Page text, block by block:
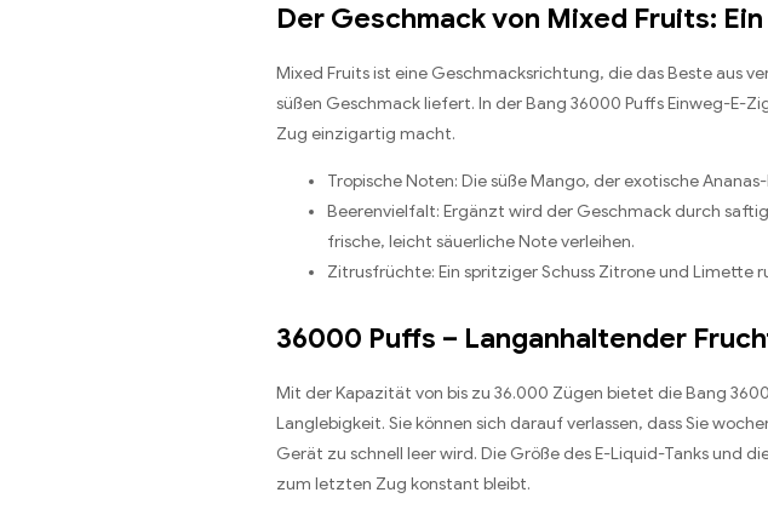
Der Geschmack von Mixed Fruits:
Mixed Fruits ist eine Geschmacksrichtung, die das Beste aus
süßen Geschmack liefert. In der Bang 36000 Puffs Einweg-E-
Zug einzigartig macht.
Tropische Noten: Die süße Mango, der exotische
Beerenvielfalt: Ergänzt wird der Geschmack durch
frische, leicht säuerliche Note verleihen.
Zitrusfrüchte: Ein spritziger Schuss Zitrone und Limette
36000 Puffs – Langanhaltender
Mit der Kapazität von bis zu 36.000 Zügen bietet die Bang
Langlebigkeit. Sie können sich darauf verlassen, dass Sie
Gerät zu schnell leer wird. Die Größe des E-Liquid-Tanks und
zum letzten Zug konstant bleibt.